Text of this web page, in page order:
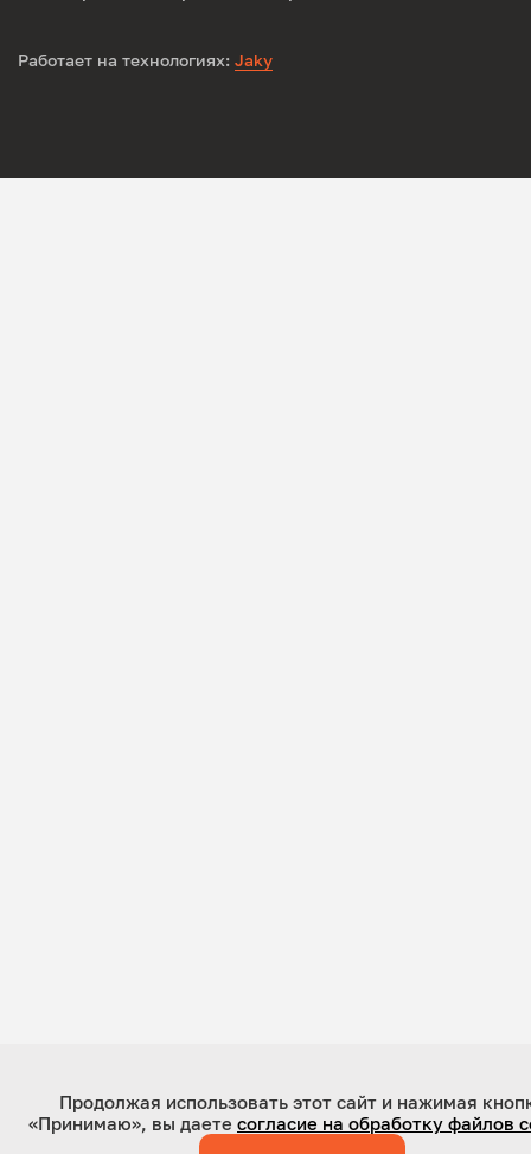
Работает на технологиях: Jaky
Продолжая использовать этот сайт и нажимая
«Принимаю», вы даете согласие на обработку файлов